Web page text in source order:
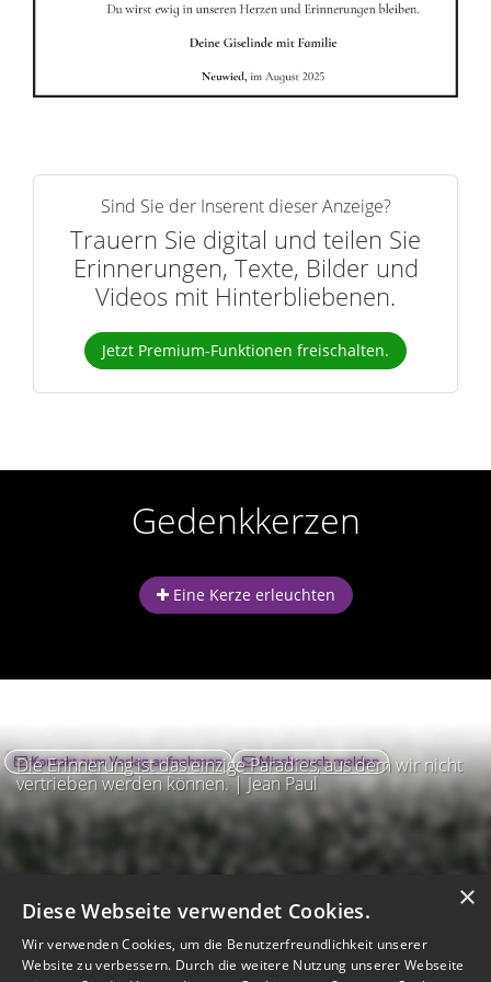
r
n
Sind Sie der Inserent dieser Anzeige?
Trauern Sie digital und teilen Sie
Erinnerungen, Texte, Bilder und
Videos mit Hinterbliebenen.
Jetzt Premium-Funktionen freischalten.
Gedenkkerzen
Eine Kerze erleuchten
Die Erinnerung ist das einzige Paradies, aus dem wir nicht
vertrieben werden können. | Jean Paul
Kontakt zum Verlag aufnehmen Missbrauch melden
×
Diese Webseite verwendet Cookies.
Wir verwenden Cookies, um die Benutzerfreundlichkeit unserer
Website zu verbessern. Durch die weitere Nutzung unserer Webseite